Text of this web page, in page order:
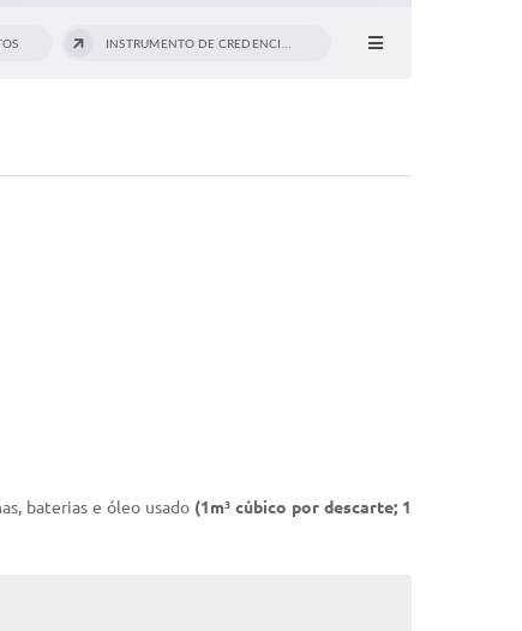
baterias e óleo usado (1m³ cúbico por descarte; 1